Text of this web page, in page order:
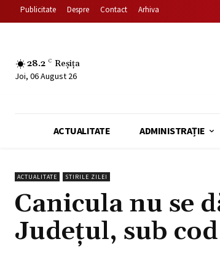
Publicitate Despre Contact Arhiva
28.2 C Reșița
Joi, 06 August 26
ACTUALITATE ADMINISTRAȚIE
ACTUALITATE STIRILE ZILEI
Canicula nu se
Județul, sub